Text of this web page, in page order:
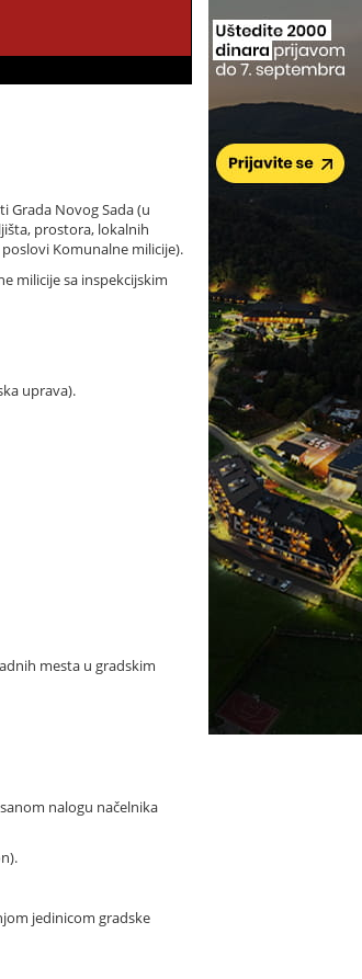
Grada Novog Sada (u
prostora, lokalnih
Komunalne milicije).
milicije sa inspekcijskim
uprava).
mesta u gradskim
nalogu načelnika
jedinicom gradske